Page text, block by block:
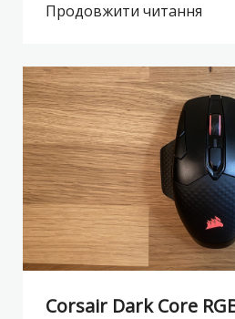
Продовжити читання
Corsair Dark Core